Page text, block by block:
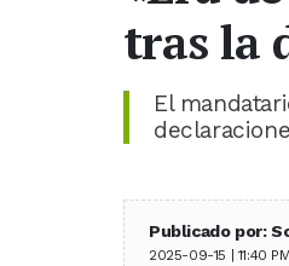
tras la
El
Publicado por:
2025-09-15 | 11:40 PM